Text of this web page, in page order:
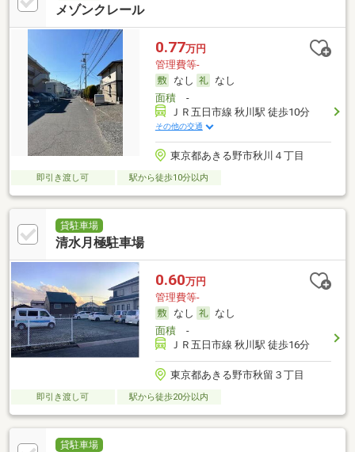
メゾンクレール
0.77万円
管理費等-
なし
なし
面積-
ＪＲ五日市線 秋川駅 徒歩10分
その他の交通
東京都あきる野市秋川４丁目
即引き渡し可 駅から徒歩10分以内
貸駐車場
清水月極駐車場
0.60万円
管理費等-
なし
なし
面積-
ＪＲ五日市線 秋川駅 徒歩16分
東京都あきる野市秋留３丁目
即引き渡し可 駅から徒歩20分以内
貸駐車場